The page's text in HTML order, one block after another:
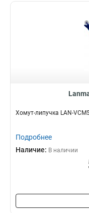
Хомут-липучка LAN-
Подробнее
Наличие: В наличии